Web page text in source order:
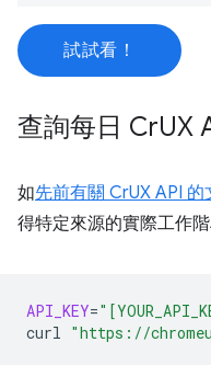
試試看！
查詢每日 CrUX
如先前有關 CrUX API 的
得特定來源的實際工作階
API_KEY=
curl "https://